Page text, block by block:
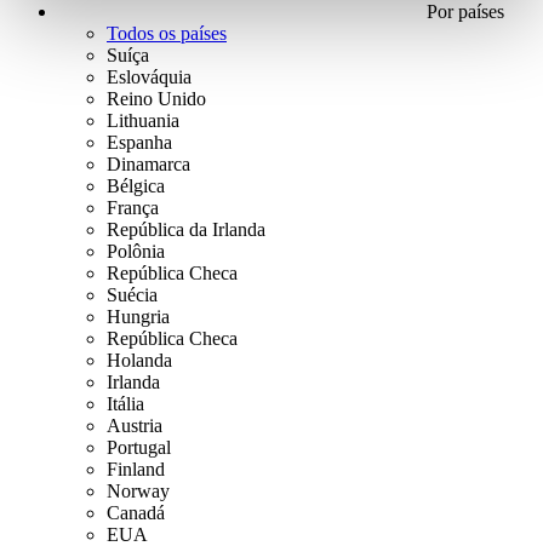
Por países
Todos os países
Suíça
Eslováquia
Reino Unido
Lithuania
Espanha
Dinamarca
Bélgica
França
República da Irlanda
Polônia
República Checa
Suécia
Hungria
República Checa
Holanda
Irlanda
Itália
Austria
Portugal
Finland
Norway
Canadá
EUA